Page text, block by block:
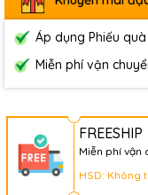
Áp dụng Phiếu
Miễn phí vận
FREESHIP
Miễn phí vận
HSD: Không